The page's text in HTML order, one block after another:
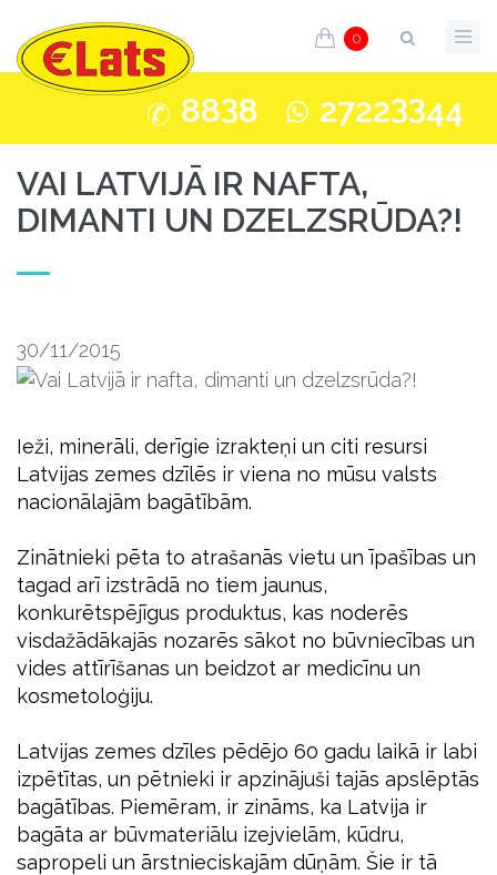
0
8838 27223344
VAI LATVIJĀ IR NAFTA,
DIMANTI UN DZELZSRŪDA?!
30/11/2015
Ieži, minerāli, derīgie izrakteņi un citi resursi
Latvijas zemes dzīlēs ir viena no mūsu valsts
nacionālajām bagātībām.
Zinātnieki pēta to atrašanās vietu un īpašības un
tagad arī izstrādā no tiem jaunus,
konkurētspējīgus produktus, kas noderēs
visdažādākajās nozarēs sākot no būvniecības un
vides attīrīšanas un beidzot ar medicīnu un
kosmetoloģiju.
Latvijas zemes dzīles pēdējo 60 gadu laikā ir labi
izpētītas, un pētnieki ir apzinājuši tajās apslēptās
bagātības. Piemēram, ir zināms, ka Latvija ir
bagāta ar būvmateriālu izejvielām, kūdru,
sapropeli un ārstnieciskajām dūņām. Šie ir tā